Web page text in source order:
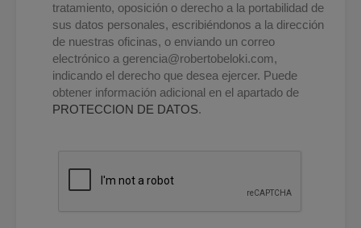
tratamiento, oposición o derecho a la portabilidad de
sus datos personales, escribiéndonos a la dirección
de nuestras oficinas, o enviando un correo
electrónico a gerencia@robertobeloki.com,
indicando el derecho que desea ejercer. Puede
obtener información adicional en el apartado de
PROTECCION DE DATOS.